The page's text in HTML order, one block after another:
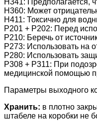
Н341: Предполагается,
Н360: Может
Н411: Токсично для
Р201 + Р202: Перед
Р210: Беречь от
Р273: Использовать на
Р280: Использовать
Р308 + Р311: При
медицинской помощью
Параметры выходного
Хранить: в плотно
штабеле на коробки не